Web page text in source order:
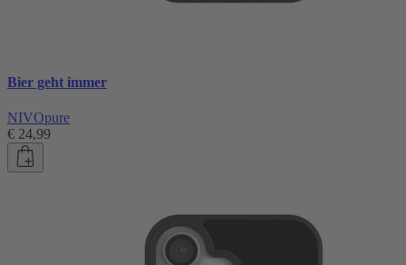
Bier geht immer
NIVOpure
€ 24,99